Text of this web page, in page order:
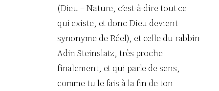
(Dieu = Nature, c’est-à-dire tout ce
qui existe, et donc Dieu devient
synonyme de Réel), et celle du rabbin
Adin Steinslatz, très proche
finalement, et qui parle de sens,
comme tu le fais à la fin de ton